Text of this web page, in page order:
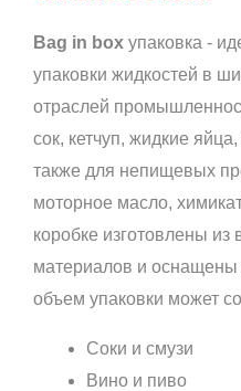
Bag in box упаковка -
упаковки жидкостей в
отраслей
сок, кетчуп, жидкие
также для непищевых
моторное масло,
коробке изготовлены
материалов и
объем упаковки может
Соки и смузи
Вино и пиво